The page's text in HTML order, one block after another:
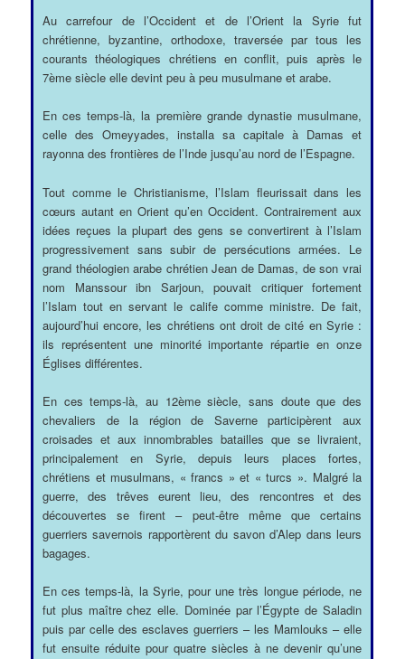
Au carrefour de l’Occident et de l’Orient la Syrie fut
chrétienne, byzantine, orthodoxe, traversée par tous les
courants théologiques chrétiens en conflit, puis après le
7ème siècle elle devint peu à peu musulmane et arabe.
En ces temps-là, la première grande dynastie musulmane,
celle des Omeyyades, installa sa capitale à Damas et
rayonna des frontières de l’Inde jusqu’au nord de l’Espagne.
Tout comme le Christianisme, l’Islam fleurissait dans les
cœurs autant en Orient qu’en Occident. Contrairement aux
idées reçues la plupart des gens se convertirent à l’Islam
progressivement sans subir de persécutions armées. Le
grand théologien arabe chrétien Jean de Damas, de son vrai
nom Manssour ibn Sarjoun, pouvait critiquer fortement
l’Islam tout en servant le calife comme ministre. De fait,
aujourd’hui encore, les chrétiens ont droit de cité en Syrie :
ils représentent une minorité importante répartie en onze
Églises différentes.
En ces temps-là, au 12ème siècle, sans doute que des
chevaliers de la région de Saverne participèrent aux
croisades et aux innombrables batailles que se livraient,
principalement en Syrie, depuis leurs places fortes,
chrétiens et musulmans, « francs » et « turcs ». Malgré la
guerre, des trêves eurent lieu, des rencontres et des
découvertes se firent – peut-être même que certains
guerriers savernois rapportèrent du savon d’Alep dans leurs
bagages.
En ces temps-là, la Syrie, pour une très longue période, ne
fut plus maître chez elle. Dominée par l’Égypte de Saladin
puis par celle des esclaves guerriers – les Mamlouks – elle
fut ensuite réduite pour quatre siècles à ne devenir qu’une